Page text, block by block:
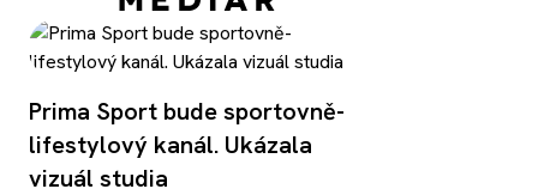
Prima Sport bude sportovně-
lifestylový kanál. Ukázala
vizuál studia